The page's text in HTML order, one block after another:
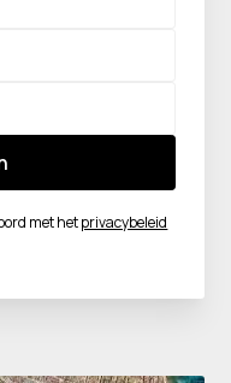
met hetprivacybeleid